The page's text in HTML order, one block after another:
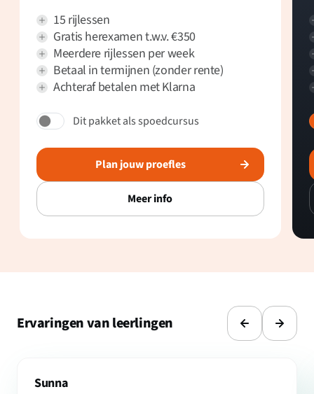
15 rijlessen
Gratis herexamen t.w.v. €350
Meerdere rijlessen per week
Betaal in termijnen (zonder rente)
Achteraf betalen met Klarna
Dit pakket als spoedcursus
Plan jouw proefles
Meer info
Ervaringen van leerlingen
Sunna